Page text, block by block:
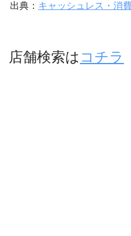
出典： キャッシュレス・消
店舗検索は コチラ